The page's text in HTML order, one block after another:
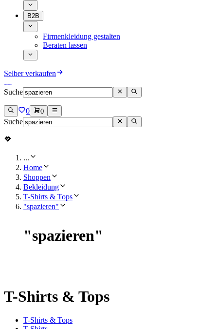
B2B
Firmenkleidung gestalten
Beraten lassen
Selber verkaufen
Suche
0 0
Suche
...
Home
Shoppen
Bekleidung
T-Shirts & Tops
"spazieren"
"spazieren"
T-Shirts & Tops
T-Shirts & Tops